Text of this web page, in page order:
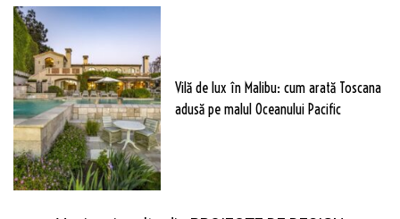
Vilă de lux în Malibu: cum arată Toscana
adusă pe malul Oceanului Pacific